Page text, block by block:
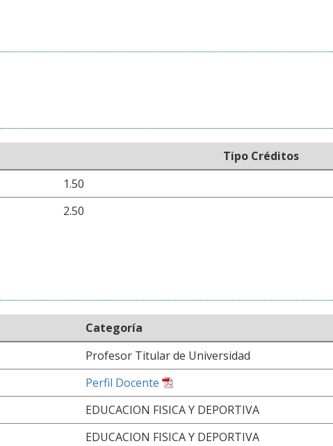
Tipo Créditos
1.50
2.50
Categoría
Profesor Titular de Universidad
Perfil Docente
EDUCACION FISICA Y DEPORTIVA
EDUCACION FISICA Y DEPORTIVA